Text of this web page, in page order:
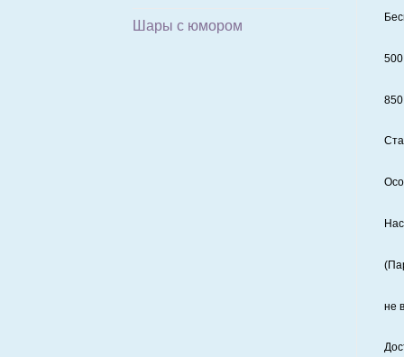
Шары с юмором
500
850
не